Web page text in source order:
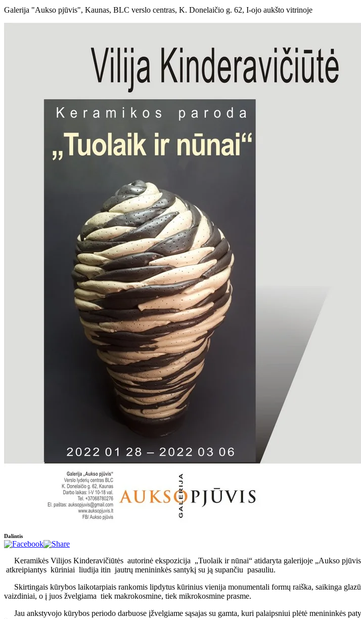
Galerija "Aukso pjūvis", Kaunas, BLC verslo centras, K. Donelaičio g. 62, I-ojo aukšto vitrinoje
Dalintis
Keramikės Vilijos Kinderavičiūtės autorinė ekspozicija „Tuolaik ir nūnai“ atidaryta galerijoje „Aukso
atkreipiantys kūriniai liudija itin jautrų menininkės santykį su ją supančiu pasauliu.
Skirtingais kūrybos laikotarpiais rankomis lipdytus kūrinius vienija monumentali formų raiška, saikinga
vaizdiniai, o į juos žvelgiama tiek makrokosmine, tiek mikrokosmine prasme.
Jau ankstyvojo kūrybos periodo darbuose įžvelgiame sąsajas su gamta, kuri palaipsniui plėtė menininkės